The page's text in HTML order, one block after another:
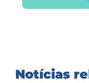
Notícias